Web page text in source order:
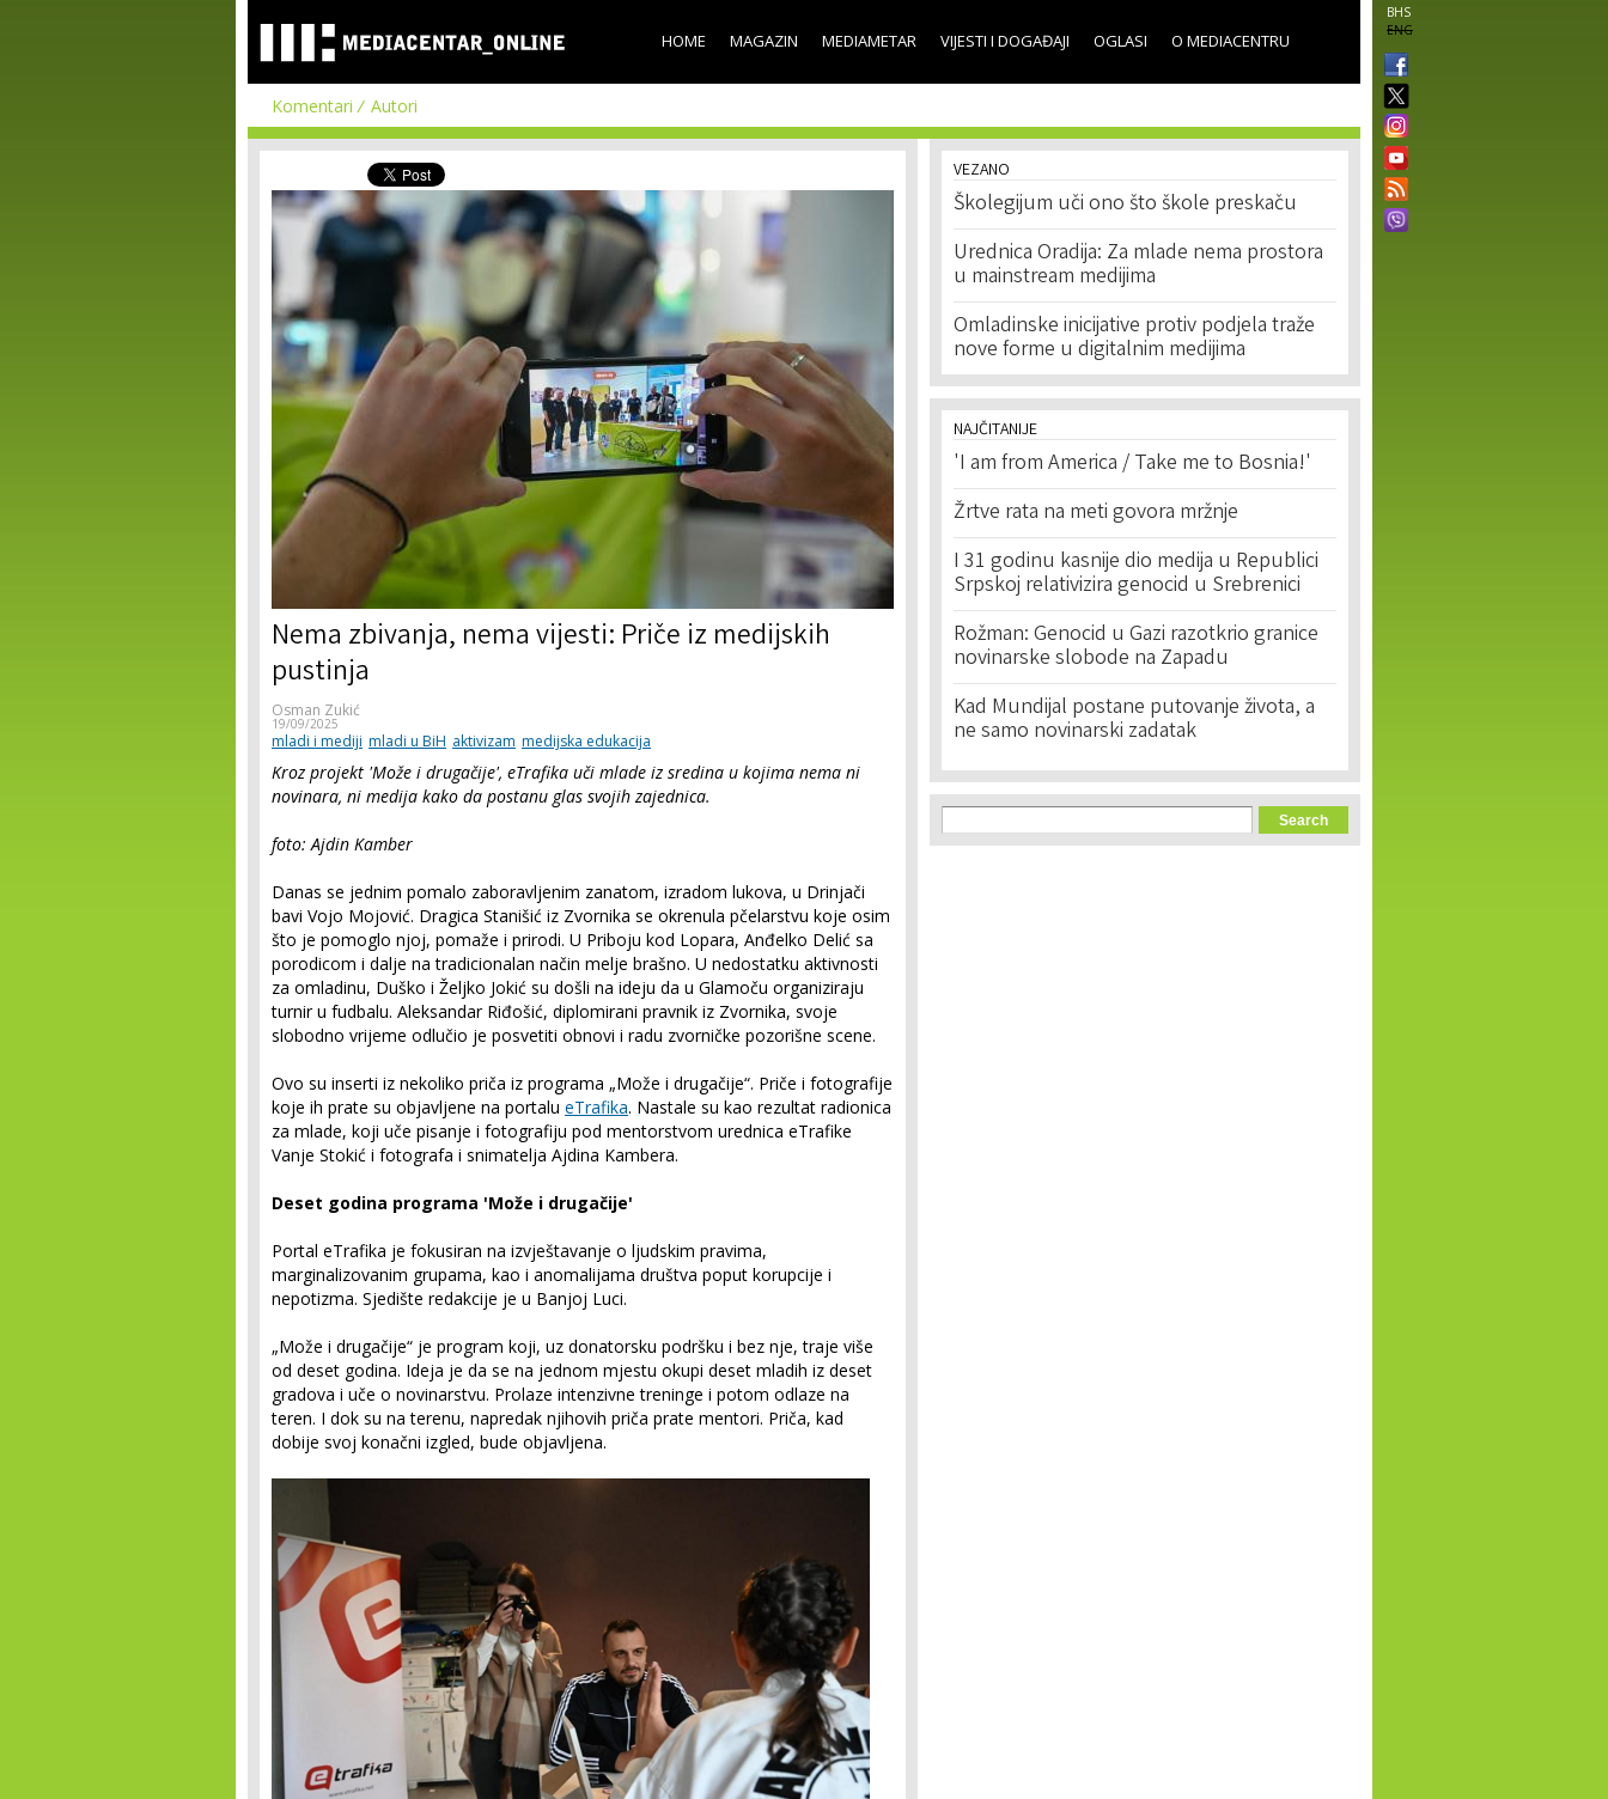
main
content
BHS
ENG
HOME MAGAZIN MEDIAMETAR VIJESTI I DOGAĐAJI OGLASI O MEDIACENTRU
Komentari Autori
Nema zbivanja, nema vijesti: Priče iz medijskih
pustinja
Osman Zukić
19/09/2025
mladi i mediji mladi u BiH aktivizam medijska edukacija
Kroz projekt 'Može i drugačije', eTrafika uči mlade iz sredina u kojima nema ni
novinara, ni medija kako da postanu glas svojih zajednica.
foto: Ajdin Kamber
Danas se jednim pomalo zaboravljenim zanatom, izradom lukova, u Drinjači
bavi Vojo Mojović. Dragica Stanišić iz Zvornika se okrenula pčelarstvu koje osim
što je pomoglo njoj, pomaže i prirodi. U Priboju kod Lopara, Anđelko Delić sa
porodicom i dalje na tradicionalan način melje brašno. U nedostatku aktivnosti
za omladinu, Duško i Željko Jokić su došli na ideju da u Glamoču organiziraju
turnir u fudbalu. Aleksandar Riđošić, diplomirani pravnik iz Zvornika, svoje
slobodno vrijeme odlučio je posvetiti obnovi i radu zvorničke pozorišne scene.
Ovo su inserti iz nekoliko priča iz programa „Može i drugačije“. Priče i fotografije
koje ih prate su objavljene na portalu eTrafika. Nastale su kao rezultat radionica
za mlade, koji uče pisanje i fotografiju pod mentorstvom urednica eTrafike
Vanje Stokić i fotografa i snimatelja Ajdina Kambera.
Deset godina programa 'Može i drugačije'
Portal eTrafika je fokusiran na izvještavanje o ljudskim pravima,
marginalizovanim grupama, kao i anomalijama društva poput korupcije i
nepotizma. Sjedište redakcije je u Banjoj Luci.
„Može i drugačije“ je program koji, uz donatorsku podršku i bez nje, traje više
od deset godina. Ideja je da se na jednom mjestu okupi deset mladih iz deset
gradova i uče o novinarstvu. Prolaze intenzivne treninge i potom odlaze na
teren. I dok su na terenu, napredak njihovih priča prate mentori. Priča, kad
dobije svoj konačni izgled, bude objavljena.
VEZANO
Školegijum uči ono što škole preskaču
Urednica Oradija: Za mlade nema prostora
u mainstream medijima
Omladinske inicijative protiv podjela traže
nove forme u digitalnim medijima
NAJČITANIJE
'I am from America / Take me to Bosnia!'
Žrtve rata na meti govora mržnje
I 31 godinu kasnije dio medija u Republici
Srpskoj relativizira genocid u Srebrenici
Rožman: Genocid u Gazi razotkrio granice
novinarske slobode na Zapadu
Kad Mundijal postane putovanje života, a
ne samo novinarski zadatak
Search form
Search